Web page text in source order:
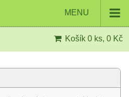
MENU
Košík 0 ks, 0 Kč